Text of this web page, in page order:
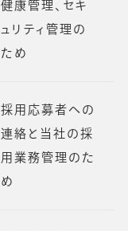
健康管理、セキ
ュリティ管理の
ため
採用応募者への
連絡と当社の採
用業務管理のた
め